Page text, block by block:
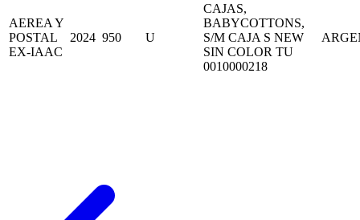
AEREA Y
POSTAL
EX-IAAC
2024 950 U
CAJAS,
BABYCOTTONS,
S/M CAJA S NEW
SIN COLOR TU
0010000218